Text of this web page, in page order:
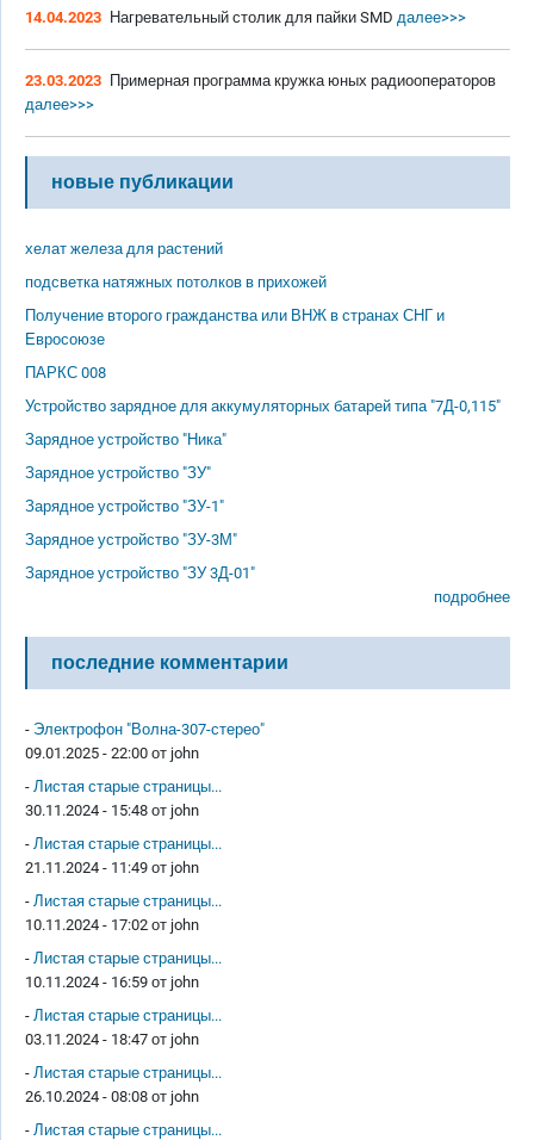
14.04.2023 Нагревательный столик для пайки SMD далее>>>
23.03.2023 Примерная программа кружка юных радиооператоров
далее>>>
новые публикации
хелат железа для растений
подсветка натяжных потолков в прихожей
Получение второго гражданства или ВНЖ в странах СНГ и
Евросоюзе
ПАРКС 008
Устройство зарядное для аккумуляторных батарей типа "7Д-0,115"
Зарядное устройство "Ника"
Зарядное устройство "ЗУ"
Зарядное устройство "ЗУ-1"
Зарядное устройство "ЗУ-3М"
Зарядное устройство "ЗУ 3Д-01"
подробнее
последние комментарии
- Электрофон "Волна-307-стерео"
09.01.2025 - 22:00 от john
- Листая старые страницы...
30.11.2024 - 15:48 от john
- Листая старые страницы...
21.11.2024 - 11:49 от john
- Листая старые страницы...
10.11.2024 - 17:02 от john
- Листая старые страницы...
10.11.2024 - 16:59 от john
- Листая старые страницы...
03.11.2024 - 18:47 от john
- Листая старые страницы...
26.10.2024 - 08:08 от john
- Листая старые страницы...